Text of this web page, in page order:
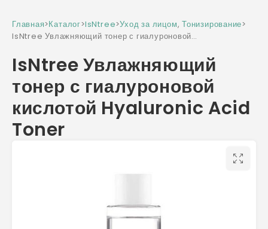
Главная>Каталог>IsNtree>Уход за лицом,Тонизирование>
IsNtree Увлажняющий тонер с гиалуроновой
IsNtree Увлажняющий
тонер с гиалуроновой
кислотой Hyaluronic Acid
Toner